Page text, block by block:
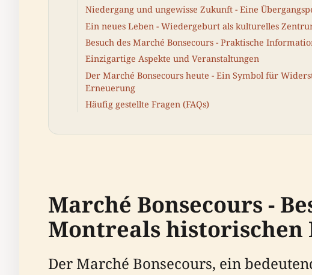
Niedergang und ungewisse Zukunft - Eine
Ein neues Leben - Wiedergeburt als kulturelles
Besuch des Marché Bonsecours - Praktische
Einzigartige Aspekte und Veranstaltungen
Der Marché Bonsecours heute - Ein Symbol für
Erneuerung
Häufig gestellte Fragen (FAQs)
Marché Bonsecours -
Montreals historischen
Der Marché Bonsecours, ein